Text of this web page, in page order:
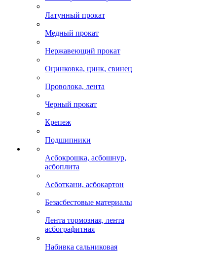
Латунный прокат
Медный прокат
Нержавеющий прокат
Оцинковка, цинк, свинец
Проволока, лента
Черный прокат
Крепеж
Подшипники
Асбокрошка, асбошнур,
асбоплита
Асботкани, асбокартон
Безасбестовые материалы
Лента тормозная, лента
асбографитная
Набивка сальниковая